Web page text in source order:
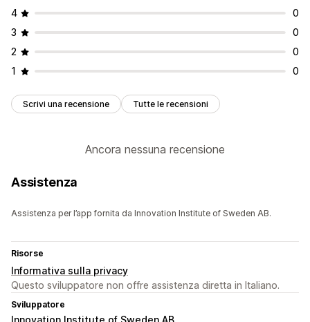
4
0
3
0
2
0
1
0
Scrivi una recensione Tutte le recensioni
Ancora nessuna recensione
Assistenza
Assistenza per l’app fornita da Innovation Institute of Sweden AB.
Risorse
Informativa sulla privacy
Questo sviluppatore non offre assistenza diretta in Italiano.
Sviluppatore